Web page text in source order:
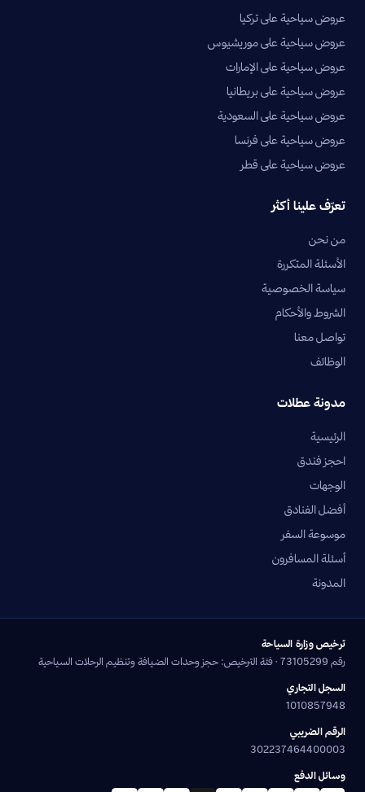
عروض سياحية على تركيا
عروض سياحية على موريشيوس
عروض سياحية على الإمارات
عروض سياحية على بريطانيا
عروض سياحية على السعودية
عروض سياحية على فرنسا
عروض سياحية على قطر
تعرّف علينا أكثر
من نحن
الأسئلة المتكررة
سياسة الخصوصية
الشروط والأحكام
تواصل معنا
الوظائف
مدونة عطلات
الرئيسية
احجز فندق
الوجهات
أفضل الفنادق
موسوعة السفر
أسئلة المسافرون
المدونة
ترخيص وزارة السياحة
رقم 73105299 · فئة الترخيص: حجز وحدات الضيافة وتنظيم الرحلات السياحية
السجل التجاري
1010857948
الرقم الضريبي
302237464400003
وسائل الدفع